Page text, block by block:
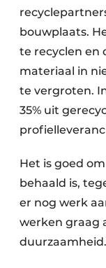
bouwplaats.
te recyclen en
materiaal in
te vergroten.
35% uit
Het is goed
behaald is,
er nog werk
werken graag
duurzaamheid.